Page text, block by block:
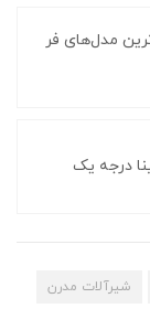
مدل‌های فر
درجه یک
شیرآلات مدرن